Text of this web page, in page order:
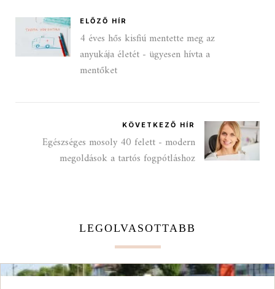
ELŐZŐ HÍR
4 éves hős kisfiú mentette meg az
anyukája életét - ügyesen hívta a
mentőket
KÖVETKEZŐ HÍR
Egészséges mosoly 40 felett - modern
megoldások a tartós fogpótláshoz
LEGOLVASOTTABB